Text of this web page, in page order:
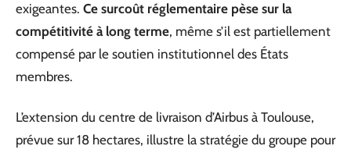
exigeantes. Ce surcoût réglementaire pèse sur la
compétitivité à long terme, même s’il est partiellement
compensé par le soutien institutionnel des États
membres.
L’extension du centre de livraison d’Airbus à Toulouse,
prévue sur 18 hectares, illustre la stratégie du groupe pour